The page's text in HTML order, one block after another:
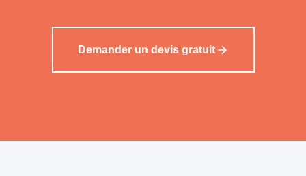
Demander un devis gratuit